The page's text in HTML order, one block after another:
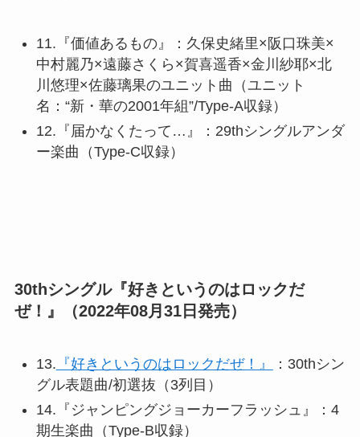
11.『価値あるもの』：久保史緒里×阪口珠美×
中村麗乃×遠藤さくら×賀喜遥香×金川紗耶×北
川悠理×佐藤璃果のユニット曲（ユニット
名：“新・華の2001年組”/Type-A収録）
12.『届かなくたって…』：29thシングルアンダ
ー楽曲（Type-C収録）
30thシングル『好きというのはロックだ
ぜ！』（2022年08月31日発売）
13. 『好きというのはロックだぜ！』
：30thシン
グル表題曲/初選抜（3列目）
14.『ジャンピングジョーカーフラッシュ』：4
期生楽曲（Type-B収録）